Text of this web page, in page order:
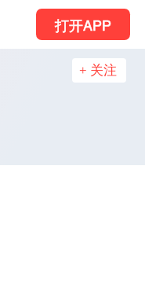
打开APP
+ 关注